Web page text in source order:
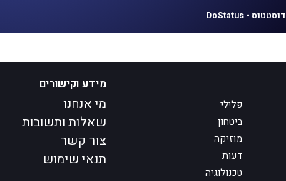
דוסטטוס - DoStatus
פלילי
ביטחון
מוזיקה
דעות
טכנולוגיה
מידע וקישורים
מי אנחנו
שאלות ותשובות
צור קשר
תנאי שימוש